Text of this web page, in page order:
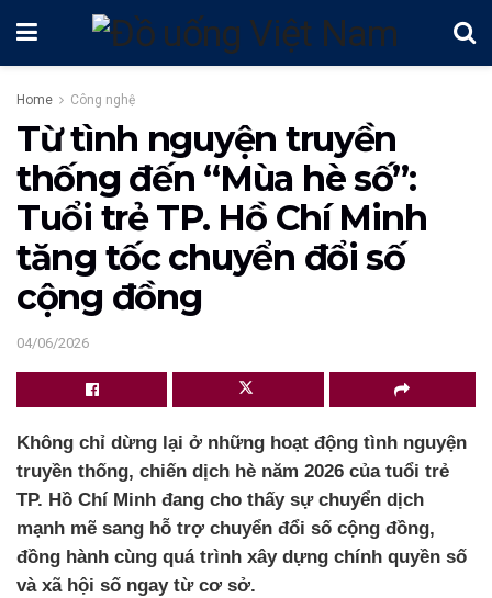
Home Công nghệ
Từ tình nguyện truyền
thống đến “Mùa hè số”:
Tuổi trẻ TP. Hồ Chí Minh
tăng tốc chuyển đổi số
cộng đồng
04/06/2026
Không chỉ dừng lại ở những hoạt động tình nguyện
truyền thống, chiến dịch hè năm 2026 của tuổi trẻ
TP. Hồ Chí Minh đang cho thấy sự chuyển dịch
mạnh mẽ sang hỗ trợ chuyển đổi số cộng đồng,
đồng hành cùng quá trình xây dựng chính quyền số
và xã hội số ngay từ cơ sở.